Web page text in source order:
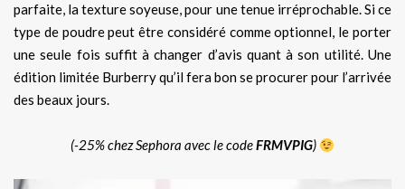
parfaite, la texture soyeuse, pour une tenue irréprochable. Si ce
type de poudre peut être considéré comme optionnel, le porter
une seule fois suffit à changer d’avis quant à son utilité. Une
édition limitée Burberry qu’il fera bon se procurer pour l’arrivée
des beaux jours.
(-25% chez Sephora avec le codeFRMVPIG)